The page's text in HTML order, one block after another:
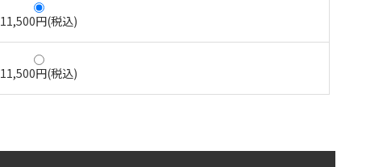
11,500円(税込)
11,500円(税込)